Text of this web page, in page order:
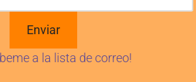
a la lista de correo!